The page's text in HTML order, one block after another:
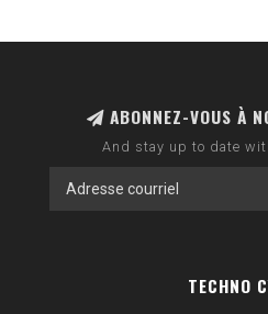
ABONNEZ-VOUS À
And stay up to date
TECHNO